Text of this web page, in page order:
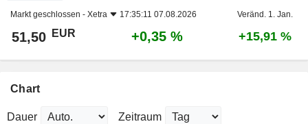
Markt geschlossen - Xetra 17:35:11 07.08.2026 Veränd. 1. Jan.
51,50 EUR +0,35 % +15,91 %
Chart
Dauer Zeitraum